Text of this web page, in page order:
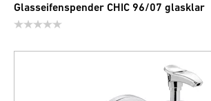
Glasseifenspender CHIC 96/07 glasklar